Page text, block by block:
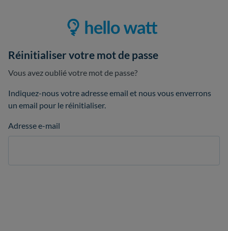
Réinitialiser votre mot de passe
Vous avez oublié votre mot de passe?
Indiquez-nous votre adresse email et nous vous enverrons
un email pour le réinitialiser.
Adresse e-mail